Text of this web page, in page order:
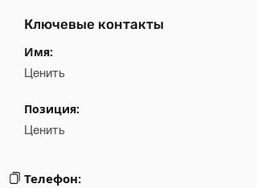
Ключевые контакты
Имя:
Ценить
Позиция:
Ценить
Телефон: